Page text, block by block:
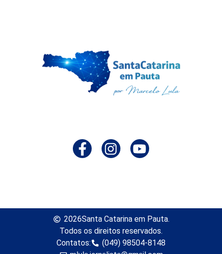
2026Santa Catarina em Pauta.
Todos os direitos reservados.
Contatos:
(049) 98504-8148